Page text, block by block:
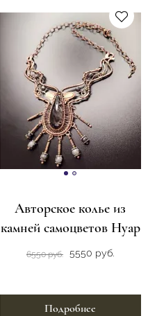
Авторское колье из
камней самоцветов Нуар
6550 руб. 5550 руб.
Подробнее